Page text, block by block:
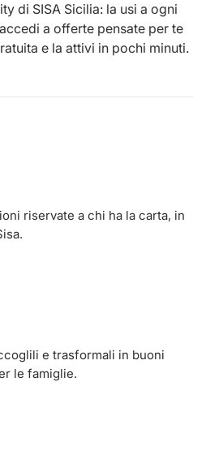
di SISA Sicilia: la usi a ogni
a offerte pensate per te
e la attivi in pochi minuti.
riservate a chi ha la carta, in
e trasformali in buoni
le famiglie.